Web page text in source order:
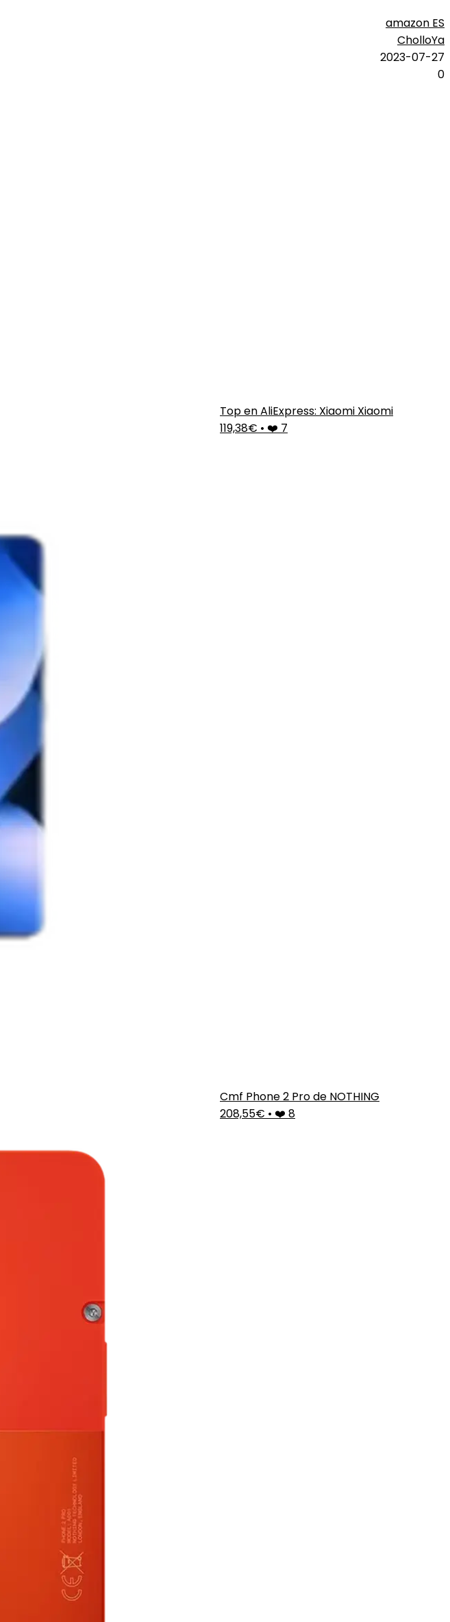
amazon ES
CholloYa
2023-07-27
0
Top en AliExpress: Xiaomi Xiaomi
119,38€ • ❤️ 7
Cmf Phone 2 Pro de NOTHING
208,55€ • ❤️ 8